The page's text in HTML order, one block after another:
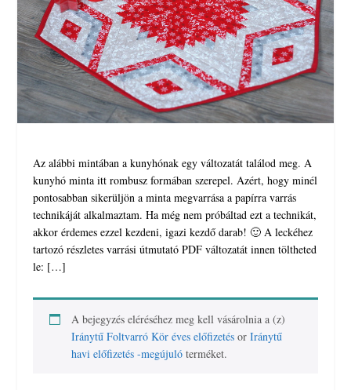
Az alábbi mintában a kunyhónak egy változatát találod meg. A
kunyhó minta itt rombusz formában szerepel. Azért, hogy minél
pontosabban sikerüljön a minta megvarrása a papírra varrás
technikáját alkalmaztam. Ha még nem próbáltad ezt a technikát,
akkor érdemes ezzel kezdeni, igazi kezdő darab! 🙂 A leckéhez
tartozó részletes varrási útmutató PDF változatát innen töltheted
le: […]
A bejegyzés eléréséhez meg kell vásárolnia a (z)
Iránytű Foltvarró Kör éves előfizetés orIránytű
havi előfizetés -megújuló terméket.